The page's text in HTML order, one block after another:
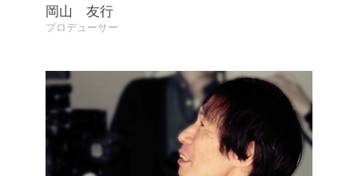
岡山 友行
プロデューサー